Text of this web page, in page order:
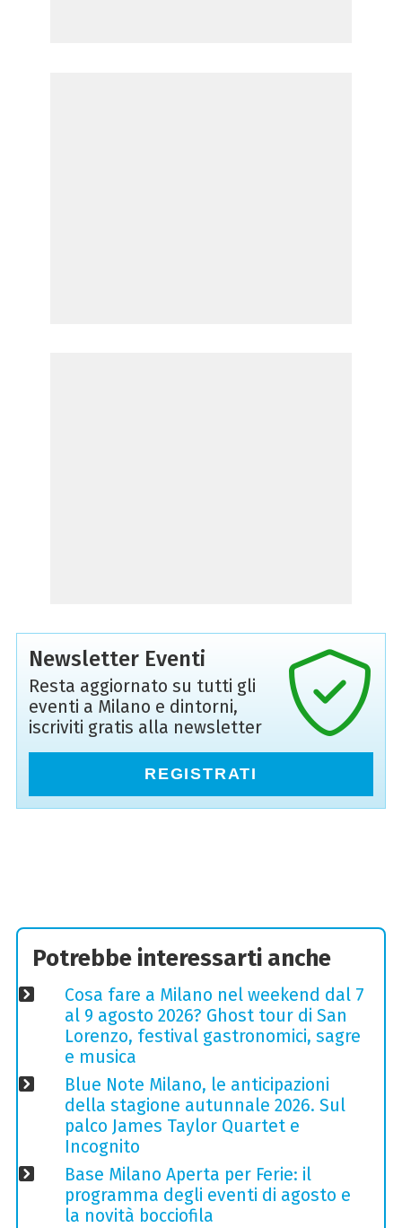
Newsletter Eventi
Resta aggiornato su tutti gli
eventi a Milano e dintorni,
iscriviti gratis alla newsletter
REGISTRATI
Potrebbe interessarti anche
Cosa fare a Milano nel weekend dal 7
al 9 agosto 2026? Ghost tour di San
Lorenzo, festival gastronomici, sagre
e musica
Blue Note Milano, le anticipazioni
della stagione autunnale 2026. Sul
palco James Taylor Quartet e
Incognito
Base Milano Aperta per Ferie: il
programma degli eventi di agosto e
la novità bocciofila